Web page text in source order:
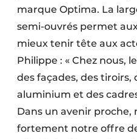
marque Optima. La
semi-ouvrés permet
mieux tenir tête aux
Philippe : « Chez nous,
des façades, des tiroirs,
aluminium et des
Dans un avenir proche,
fortement notre offre